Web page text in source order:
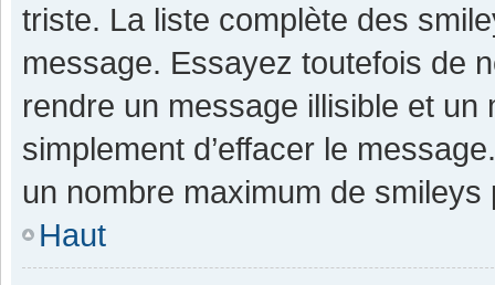
triste. La liste complète des
message. Essayez toutefois de
rendre un message illisible et
simplement d’effacer le
un nombre maximum de smileys
Haut